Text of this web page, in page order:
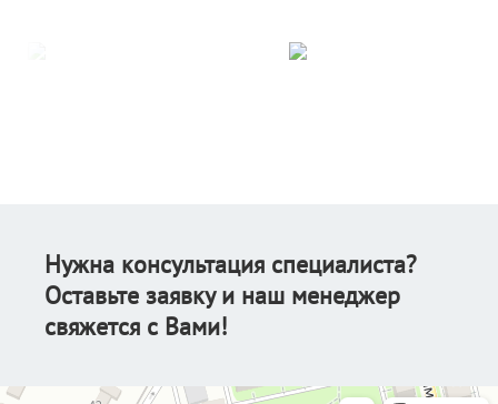
Нужна консультация специалиста?
Оставьте заявку и наш менеджер
свяжется с Вами!